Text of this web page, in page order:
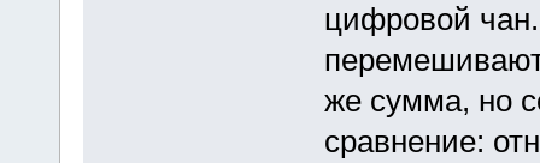
цифровой
же сумма, но
сравнение: